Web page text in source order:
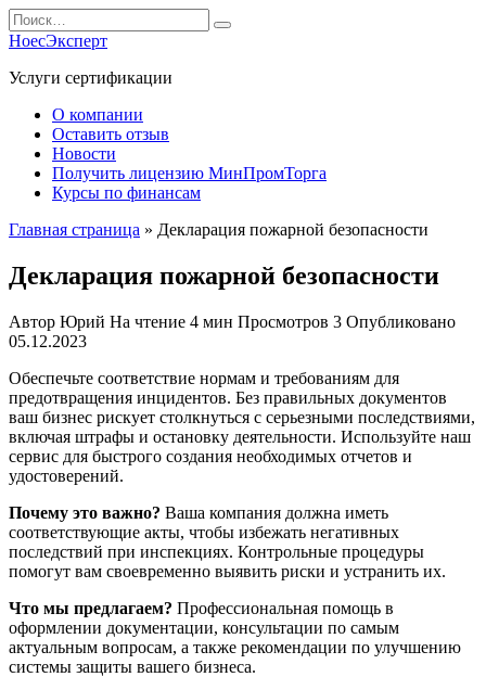
Перейти
к
содержанию
Search
for:
НоесЭксперт
Услуги сертификации
О компании
Оставить отзыв
Новости
Получить лицензию МинПромТорга
Курсы по финансам
Главная страница » Декларация пожарной безопасности
Декларация пожарной безопасности
Автор Юрий На чтение 4 мин Просмотров 3 Опубликовано
05.12.2023
Обеспечьте соответствие нормам и требованиям для
предотвращения инцидентов. Без правильных документов
ваш бизнес рискует столкнуться с серьезными последствиями,
включая штрафы и остановку деятельности. Используйте наш
сервис для быстрого создания необходимых отчетов и
удостоверений.
Почему это важно? Ваша компания должна иметь
соответствующие акты, чтобы избежать негативных
последствий при инспекциях. Контрольные процедуры
помогут вам своевременно выявить риски и устранить их.
Что мы предлагаем? Профессиональная помощь в
оформлении документации, консультации по самым
актуальным вопросам, а также рекомендации по улучшению
системы защиты вашего бизнеса.